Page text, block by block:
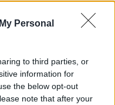
Personal
to third parties, or
information for
the below opt-out
note that after your
dome videli
budovu na